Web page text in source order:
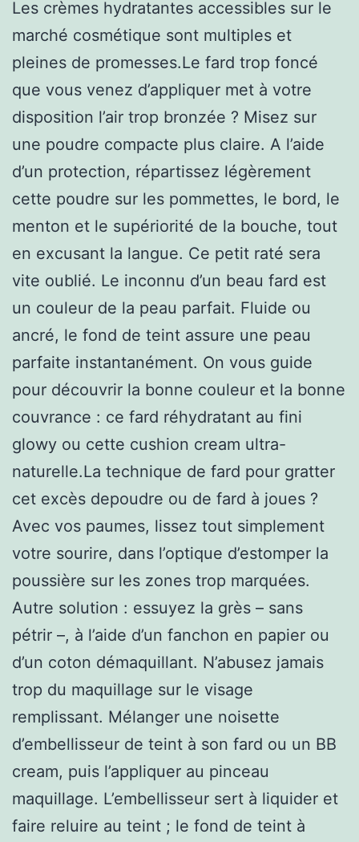
Les crèmes hydratantes accessibles sur le
marché cosmétique sont multiples et
pleines de promesses.Le fard trop foncé
que vous venez d’appliquer met à votre
disposition l’air trop bronzée ? Misez sur
une poudre compacte plus claire. A l’aide
d’un protection, répartissez légèrement
cette poudre sur les pommettes, le bord, le
menton et le supériorité de la bouche, tout
en excusant la langue. Ce petit raté sera
vite oublié. Le inconnu d’un beau fard est
un couleur de la peau parfait. Fluide ou
ancré, le fond de teint assure une peau
parfaite instantanément. On vous guide
pour découvrir la bonne couleur et la bonne
couvrance : ce fard réhydratant au fini
glowy ou cette cushion cream ultra-
naturelle.La technique de fard pour gratter
cet excès depoudre ou de fard à joues ?
Avec vos paumes, lissez tout simplement
votre sourire, dans l’optique d’estomper la
poussière sur les zones trop marquées.
Autre solution : essuyez la grès – sans
pétrir –, à l’aide d’un fanchon en papier ou
d’un coton démaquillant. N’abusez jamais
trop du maquillage sur le visage
remplissant. Mélanger une noisette
d’embellisseur de teint à son fard ou un BB
cream, puis l’appliquer au pinceau
maquillage. L’embellisseur sert à liquider et
faire reluire au teint ; le fond de teint à